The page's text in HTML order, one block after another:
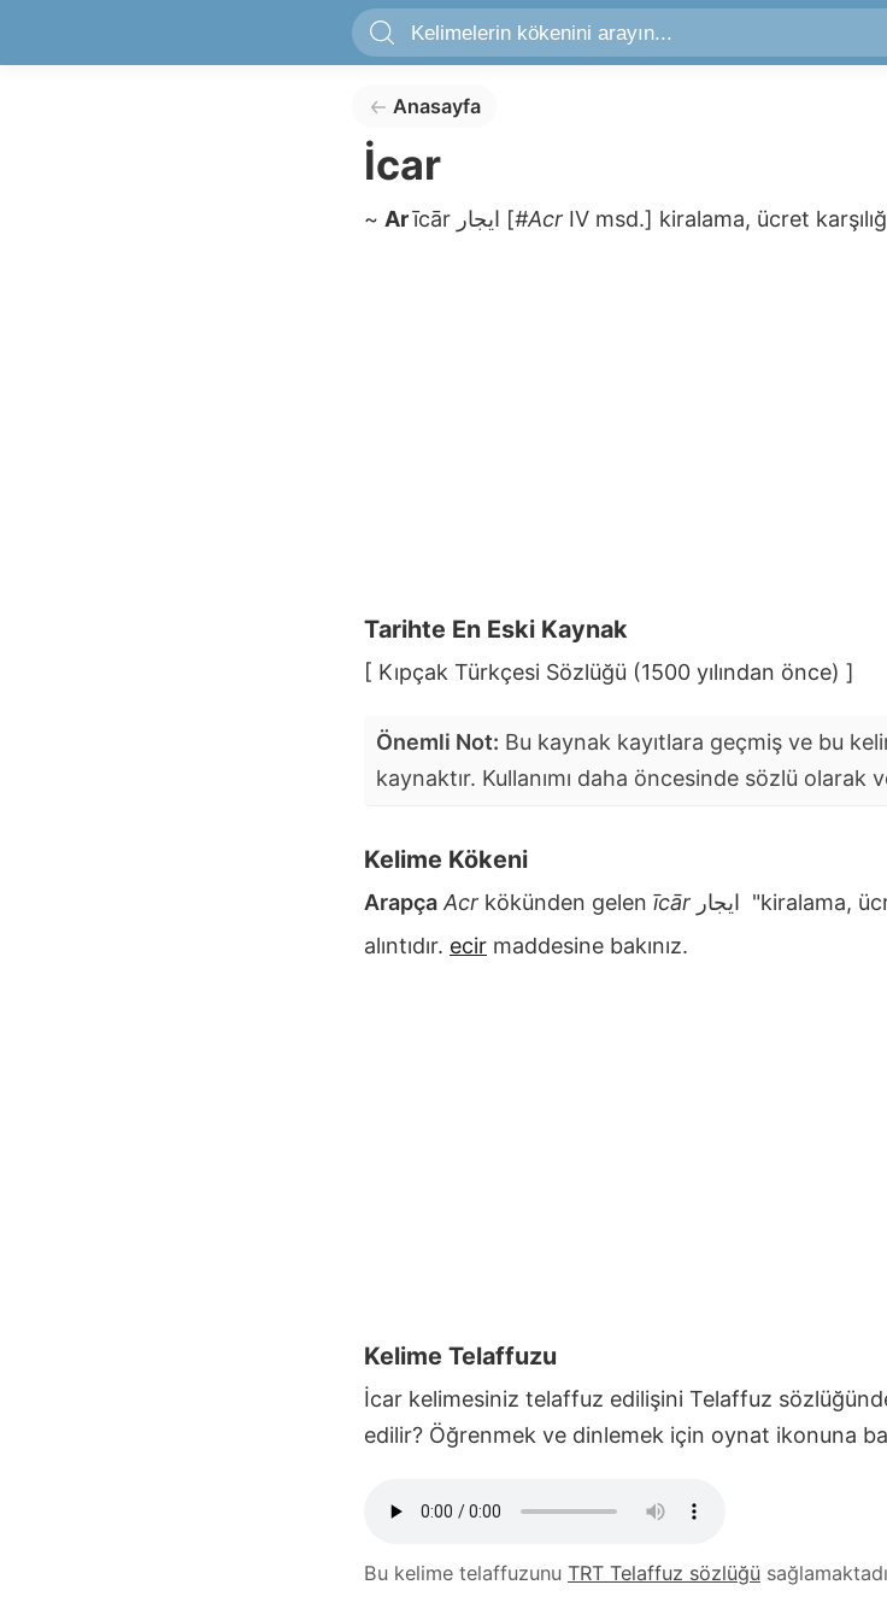
Anasayfa
İcar
~ Arīcār [#Acr IV msd.] kiralama, ücret
Tarihte En Eski Kaynak
[ Kıpçak Türkçesi Sözlüğü (1500 yılından önce) ]
Önemli Not: Bu kaynak kayıtlara geçmiş ve bu
kaynaktır. Kullanımı daha öncesinde sözlü olarak
Kelime Kökeni
Arapça Acr kökünden gelen īcār
"kiralama,
alıntıdır. ecir maddesine bakınız.
Kelime Telaffuzu
İcar kelimesiniz telaffuz edilişini Telaffuz
edilir? Öğrenmek ve dinlemek için oynat ikonuna
Bu kelime telaffuzunu TRT Telaffuz sözlüğü